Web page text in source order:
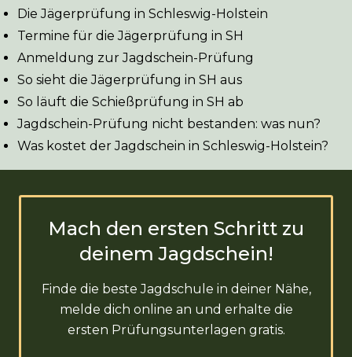
Die Jägerprüfung in Schleswig-Holstein
Termine für die Jägerprüfung in SH
Anmeldung zur Jagdschein-Prüfung
So sieht die Jägerprüfung in SH aus
So läuft die Schießprüfung in SH ab
Jagdschein-Prüfung nicht bestanden: was nun?
Was kostet der Jagdschein in Schleswig-Holstein?
Mach den ersten Schritt zu
deinem Jagdschein!
Finde die beste Jagdschule in deiner Nähe,
melde dich online an und erhalte die
ersten Prüfungsunterlagen gratis.